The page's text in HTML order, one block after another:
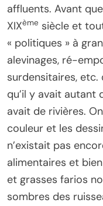
affluents. Avant
XIXème siècle et
« politiques » à
alevinages, ré-
surdensitaires,
qu’il y avait autant
avait de rivières.
couleur et les
n’existait pas
alimentaires et
et grasses farios
sombres des